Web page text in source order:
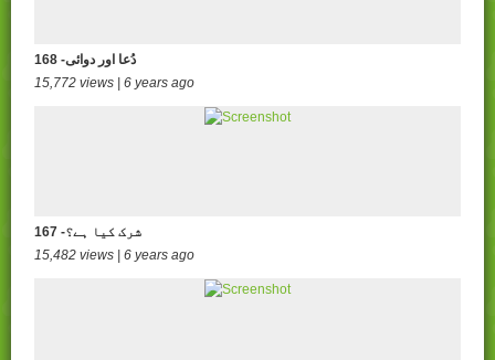
168 -دُعا اور دوائی
15,772 views | 6 years ago
167 -شرک کیا ہے؟
15,482 views | 6 years ago